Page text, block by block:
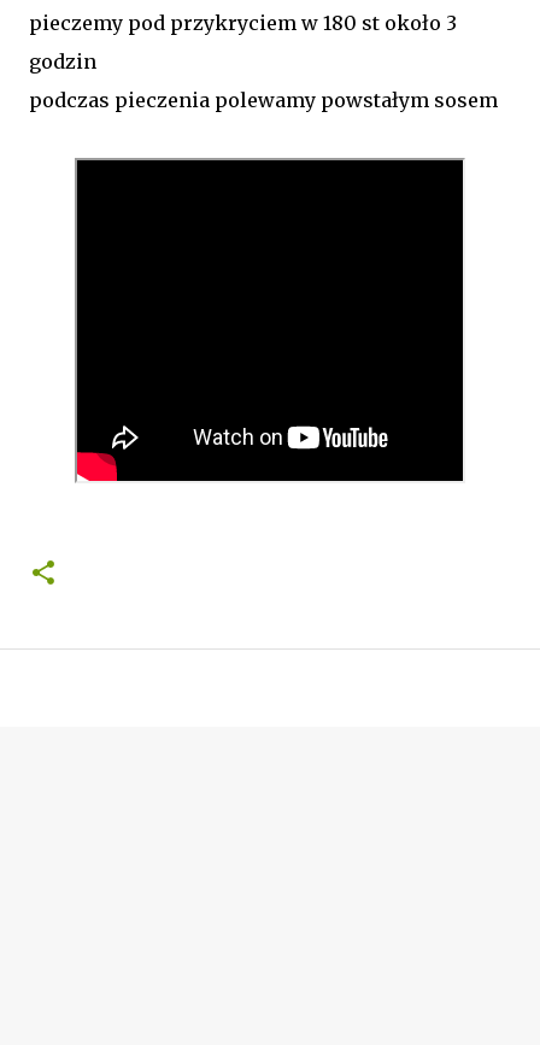
pieczemy pod przykryciem w 180 st około 3
godzin
podczas pieczenia polewamy powstałym sosem